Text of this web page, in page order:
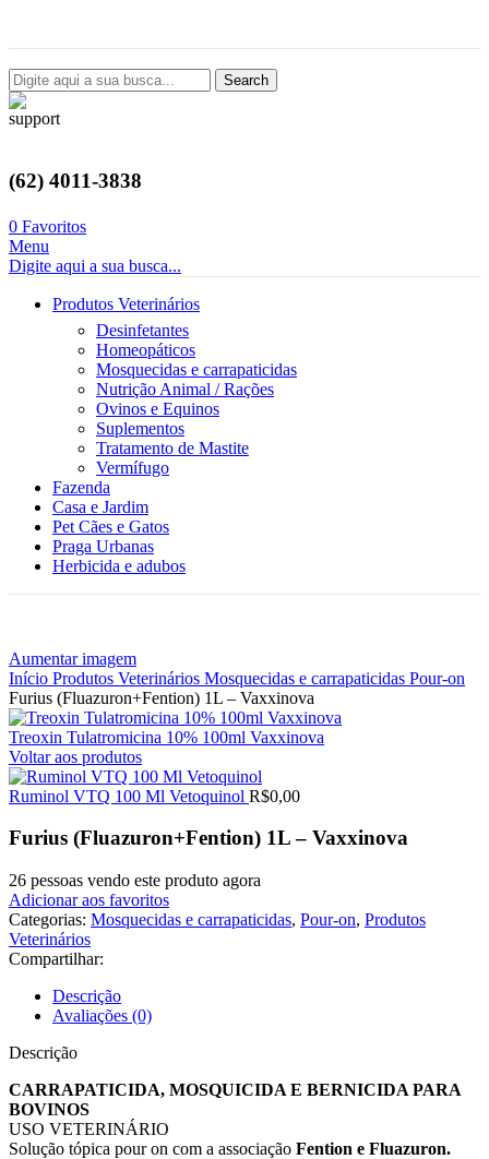
Search
(62) 4011-3838
0 Favoritos
Menu
Digite aqui a sua busca...
Produtos Veterinários
Desinfetantes
Homeopáticos
Mosquecidas e carrapaticidas
Nutrição Animal / Rações
Ovinos e Equinos
Suplementos
Tratamento de Mastite
Vermífugo
Fazenda
Casa e Jardim
Pet Cães e Gatos
Praga Urbanas
Herbicida e adubos
Aumentar imagem
Início Produtos Veterinários Mosquecidas e carrapaticidas Pour-on
Furius (Fluazuron+Fention) 1L – Vaxxinova
Treoxin Tulatromicina 10% 100ml Vaxxinova
Voltar aos produtos
Ruminol VTQ 100 Ml Vetoquinol R$0,00
Furius (Fluazuron+Fention) 1L – Vaxxinova
26 pessoas vendo este produto agora
Adicionar aos favoritos
Categorias: Mosquecidas e carrapaticidas, Pour-on, Produtos
Veterinários
Compartilhar:
Descrição
Avaliações (0)
Descrição
CARRAPATICIDA, MOSQUICIDA E BERNICIDA PARA
BOVINOS
USO VETERINÁRIO
Solução tópica pour on com a associação Fention e Fluazuron.